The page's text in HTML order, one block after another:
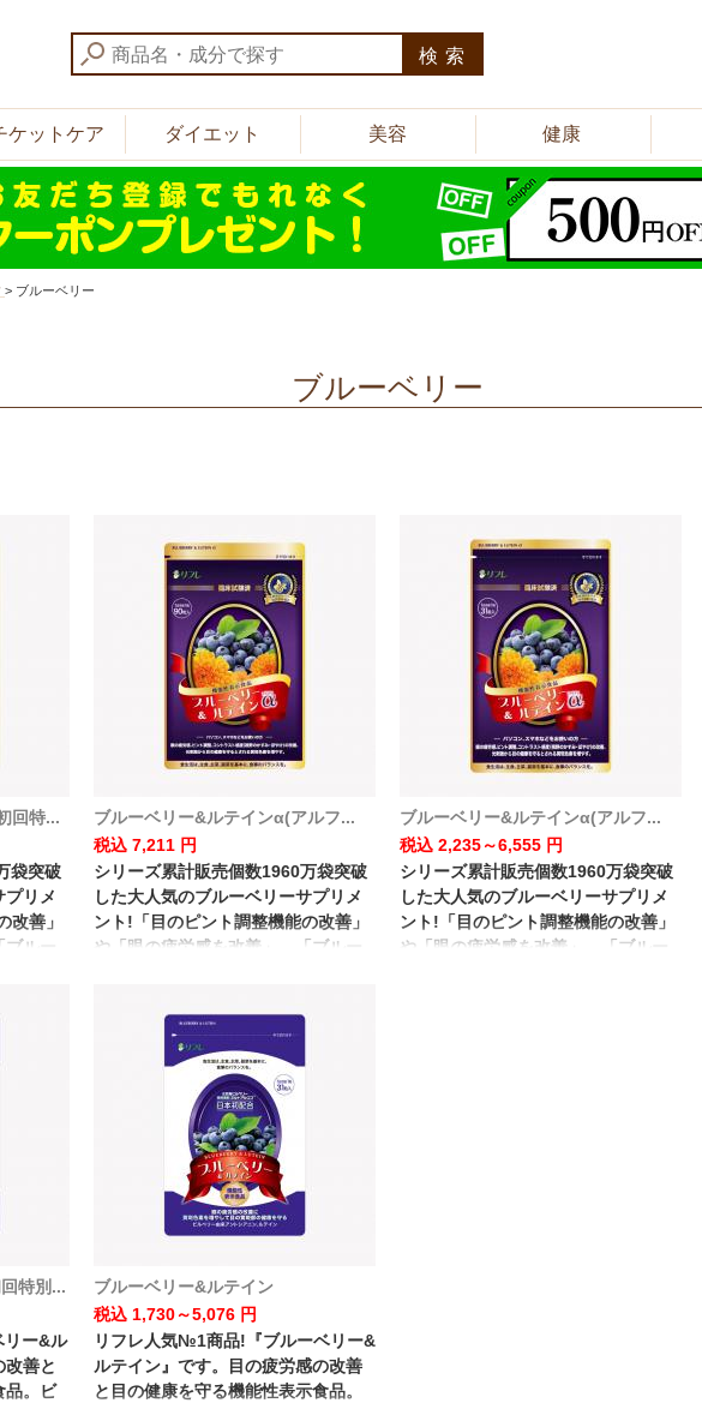
検索
ケットケア ダイエット 美容 健康
> ブルーベリー
ブルーベリー
回特...
袋突破
プリメ
改善」
ルー
ブルーベリー&ルテインα(アルフ...
税込 7,211 円
シリーズ累計販売個数1960万袋突破
した大人気のブルーベリーサプリメ
ント!「目のピント調整機能の改善」
や「眼の疲労感を改善」、「ブルー
品 です。
ブルーベリー&ルテインα(アルフ...
税込 2,235～6,555 円
シリーズ累計販売個数1960万袋突破
した大人気のブルーベリーサプリメ
ント!「目のピント調整機能の改善」
や「眼の疲労感を改善」、「ブルー
特別...
リー&ル
改善と
品。ビ
ブルーベリー&ルテイン
税込 1,730～5,076 円
リフレ人気№1商品!『ブルーベリー&
ルテイン』です。目の疲労感の改善
と目の健康を守る機能性表示食品。